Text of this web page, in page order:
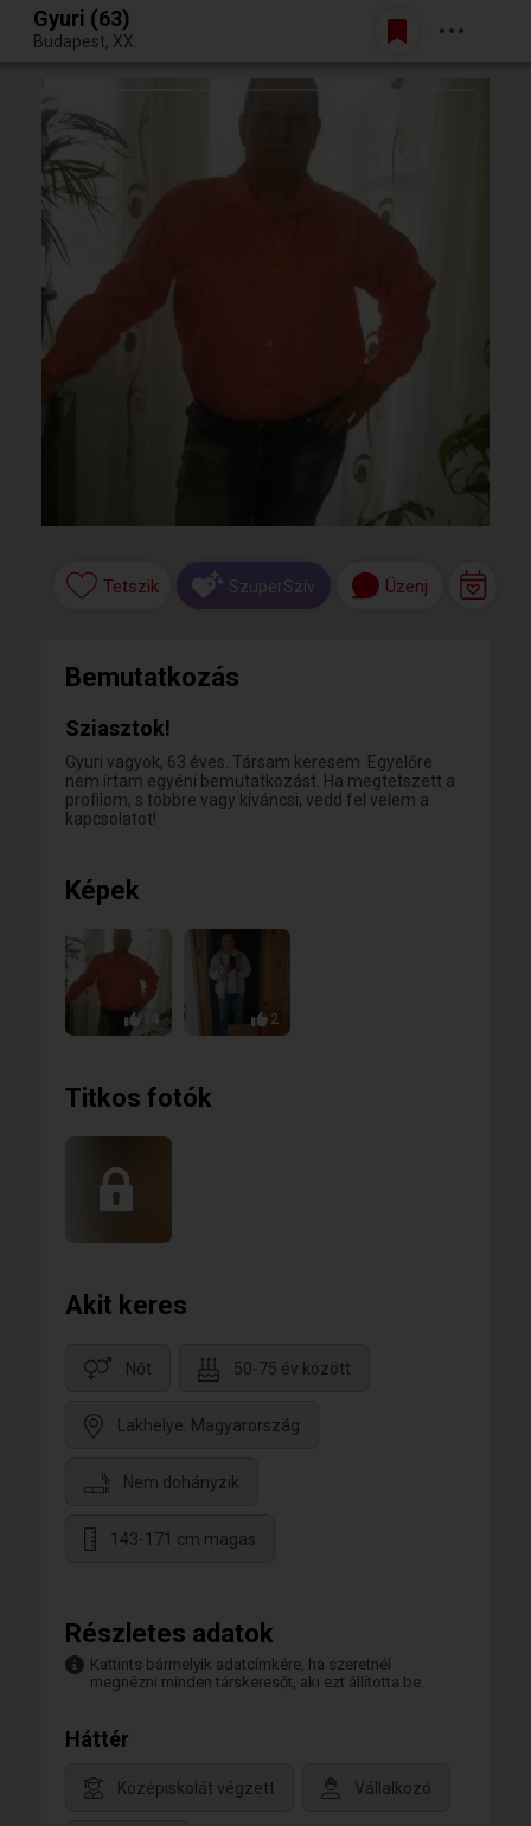
Egy jó randiból bármi lehet.
Belépés
Gyuri (63)
Budapest, XX.
Tetszik SzuperSzív Üzenj
Bemutatkozás
Sziasztok!
Gyuri vagyok, 63 éves. Társam keresem .Egyelőre
nem írtam egyéni bemutatkozást. Ha megtetszett a
profilom, s többre vagy kíváncsi, vedd fel velem a
kapcsolatot!
Képek
2
Titkos fotók
Akit keres
Nőt 50-75 év között
Lakhelye: Magyarország
Nem dohányzik
143-171 cm magas
Részletes adatok
Kattints bármelyik adatcímkére, ha szeretnél
megnézni minden társkeresőt, aki ezt állította be.
Háttér
Középiskolát végzett Vállalkozó